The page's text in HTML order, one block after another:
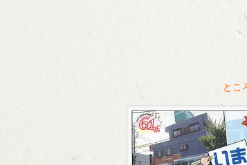
とこ